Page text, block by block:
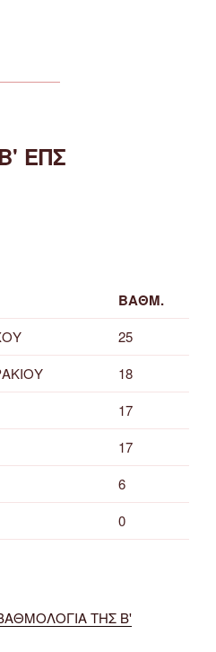
ΕΠΣ
ΒΑΘΜ.
25
18
17
17
6
0
ΤΗΣ Β'